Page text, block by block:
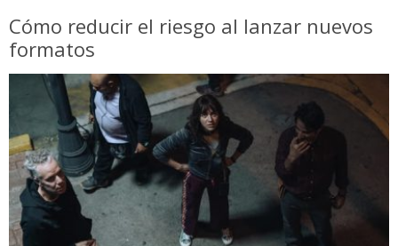
Cómo reducir el riesgo al lanzar nuevos
formatos